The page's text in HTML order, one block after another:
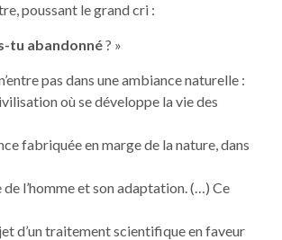
poussant le grand cri :
tu abandonné? »
pas dans une ambiance naturelle :
où se développe la vie des
fabriquée en marge de la nature, dans
l’homme et son adaptation. (…) Ce
d’un traitement scientifique en faveur